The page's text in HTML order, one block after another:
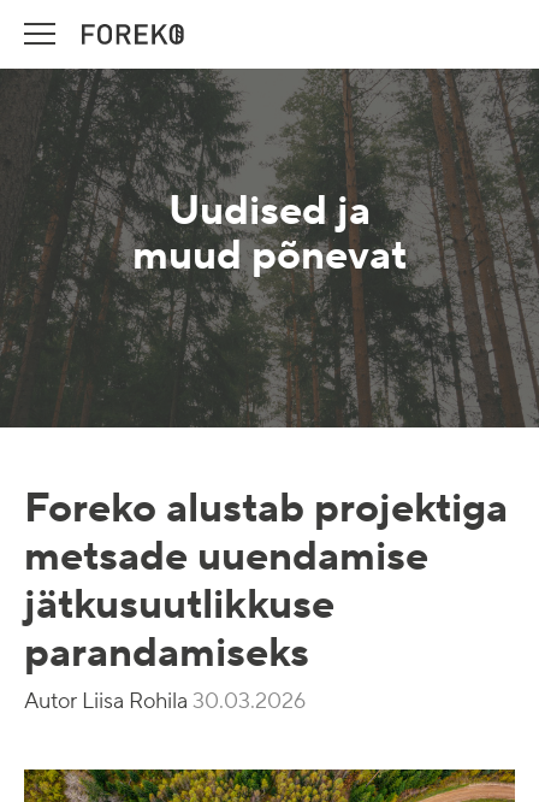
Uudised ja
muud põnevat
Foreko alustab projektiga
metsade uuendamise
jätkusuutlikkuse
parandamiseks
Autor Liisa Rohila 30.03.2026